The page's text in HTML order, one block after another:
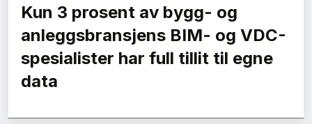
LES NYESTE UTGIVELSE HER
Kun 3 prosent av bygg- og
anleggsbransjens BIM- og VDC-
spesialister har full tillit til egne
data